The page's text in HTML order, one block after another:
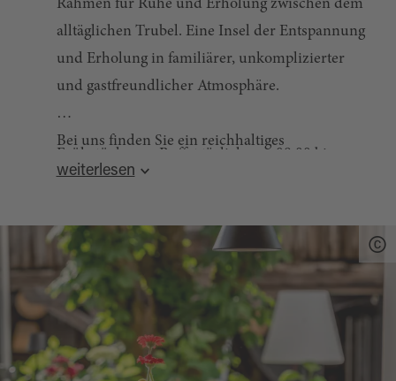
Rahmen für Ruhe und Erholung zwischen dem
alltäglichen Trubel. Eine Insel der Entspannung
und Erholung in familiärer, unkomplizierter
und gastfreundlicher Atmosphäre.
Bei uns finden Sie ein reichhaltiges
Frühstücksbuffet mit hausgemachten
Gebäck, feinem Obstsalat und vielem mehr.
Auf Wunsch erhalten Sie bei uns auch ein
gluten- und laktosefreies Frühstück für
Allergiker.
Frühstück vom Buffet täglich von 08.00 bis
10.30 Uhr
oder per E-Mail
info@heindlhof.de
Preis: 22,00 € pro Person, auch als Gutschein
erhältlich.
Quelle: destination.one , zuletzt geändert am 26.01.2026
weiterlesen